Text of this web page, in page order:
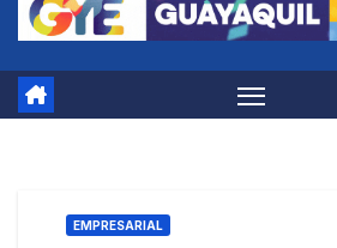
EMPRESARIAL